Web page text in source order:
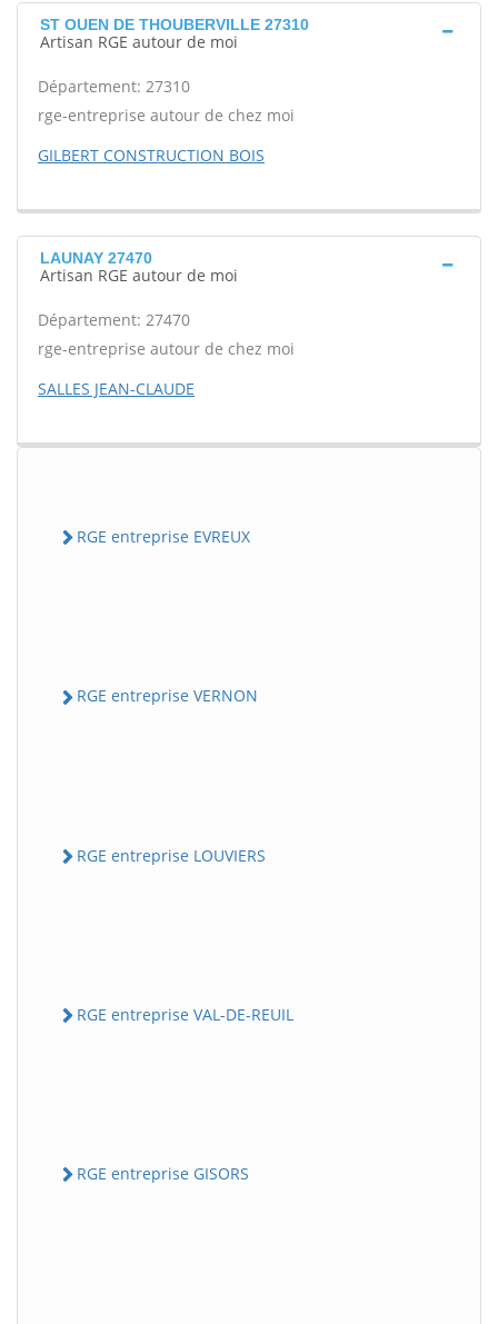
ST OUEN DE THOUBERVILLE 27310
Artisan RGE autour de moi
Département: 27310
rge-entreprise autour de chez moi
GILBERT CONSTRUCTION BOIS
LAUNAY 27470
Artisan RGE autour de moi
Département: 27470
rge-entreprise autour de chez moi
SALLES JEAN-CLAUDE
RGE entreprise EVREUX
RGE entreprise VERNON
RGE entreprise LOUVIERS
RGE entreprise VAL-DE-REUIL
RGE entreprise GISORS